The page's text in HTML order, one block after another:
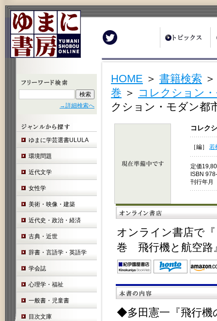
→詳細検索へ
ゆまに学芸選書ULULA
環境問題
近代文学
女性学
美術・映像・建築
近代史・政治・経済
古典・近世
辞書・言語学・英語学
学会誌
心理学・福祉
一般書・児童書
目次文庫
HOME ＞ 書籍検索
巻 ＞ コレクション
クション・モダン
コレク
［編］ 若
定価
ISBN
刊行年
オンライン書店で
巻 飛行機と航空路
◆多田憲一『飛行機